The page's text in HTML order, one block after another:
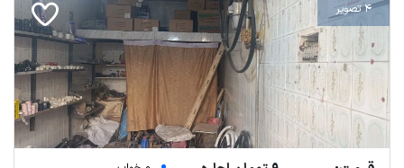
4 تصویر